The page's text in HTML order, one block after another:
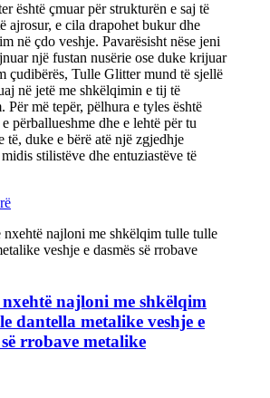
është çmuar për strukturën e saj të
ajrosur, e cila drapohet bukur dhe
në çdo veshje. Pavarësisht nëse jeni
një fustan nusërie ose duke krijuar
çudibërës, Tulle Glitter mund të sjellë
në jetë me shkëlqimin e tij të
Për më tepër, pëlhura e tyles është
përballueshme dhe e lehtë për tu
të, duke e bërë atë një zgjedhje
stilistëve dhe entuziastëve të
nxehtë najloni me shkëlqim
dantella metalike veshje e
së rrobave metalike